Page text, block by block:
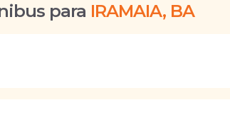
para IRAMAIA, BA